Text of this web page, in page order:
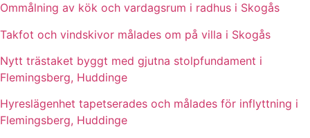
Ommålning av kök och vardagsrum i radhus i Skogås
Takfot och vindskivor målades om på villa i Skogås
Nytt trästaket byggt med gjutna stolpfundament i
Flemingsberg, Huddinge
Hyreslägenhet tapetserades och målades för inflyttning i
Flemingsberg, Huddinge